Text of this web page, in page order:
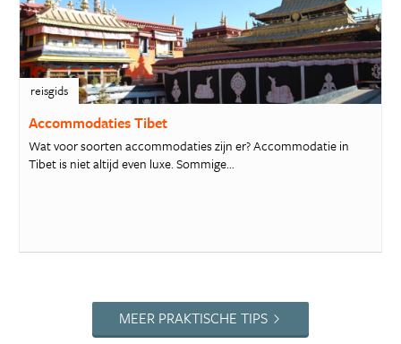
reisgids
Accommodaties Tibet
Wat voor soorten accommodaties zijn er? Accommodatie in
Tibet is niet altijd even luxe. Sommige...
MEER PRAKTISCHE TIPS